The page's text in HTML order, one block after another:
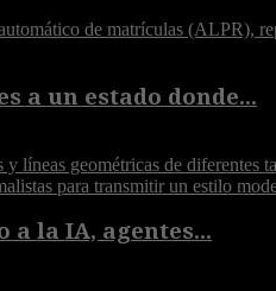
a un estado donde...
a la IA, agentes...